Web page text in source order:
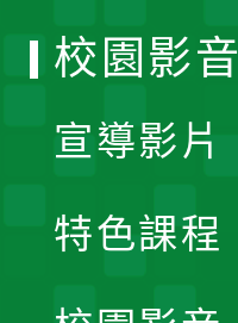
校園影音
宣導影片
特色課程